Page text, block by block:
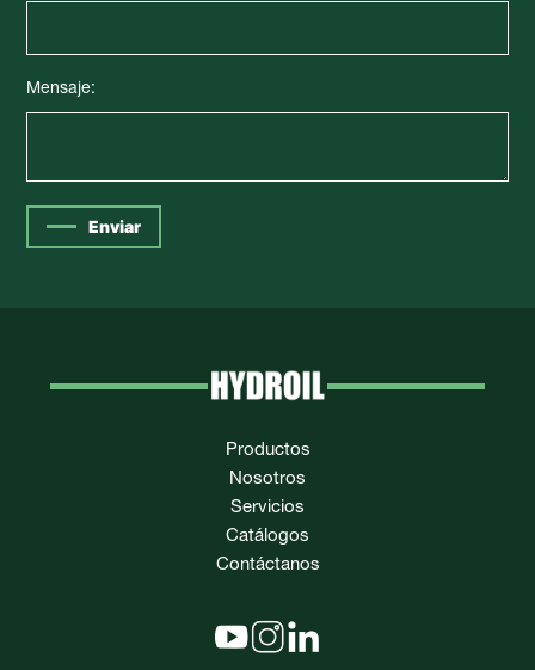
Mensaje:
Enviar
Productos
Nosotros
Servicios
Catálogos
Contáctanos